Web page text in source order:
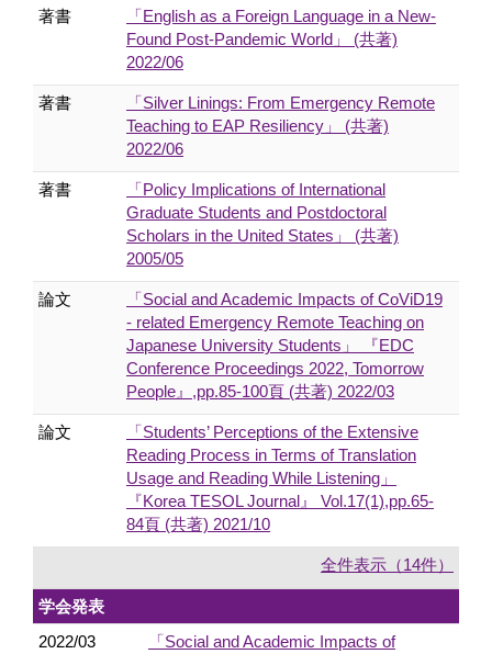
著書
「English as a Foreign Language in a New-
Found Post-Pandemic World」 (共著)
2022/06
著書
「Silver Linings: From Emergency Remote
Teaching to EAP Resiliency」 (共著)
2022/06
著書
「Policy Implications of International
Graduate Students and Postdoctoral
Scholars in the United States」 (共著)
2005/05
論文
「Social and Academic Impacts of CoViD19
- related Emergency Remote Teaching on
Japanese University Students」 『EDC
Conference Proceedings 2022, Tomorrow
People』,pp.85-100頁 (共著) 2022/03
論文
「Students’ Perceptions of the Extensive
Reading Process in Terms of Translation
Usage and Reading While Listening」
『Korea TESOL Journal』 Vol.17(1),pp.65-
84頁 (共著) 2021/10
全件表示（14件）
学会発表
2022/03
「Social and Academic Impacts of